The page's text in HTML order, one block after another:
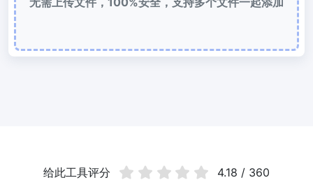
图片压缩到 100KB
轻松批量压缩
在线快速将多个JPG图片转PNG格式，浏览器技术处理，无需上传到
给此工具评分 4.18 / 360